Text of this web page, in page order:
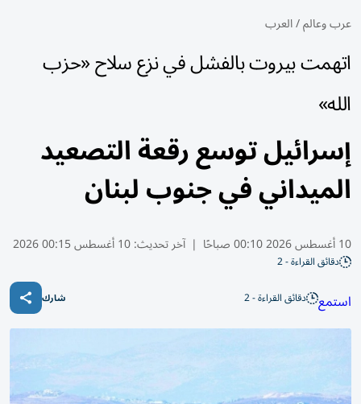
عرب وعالم/العرب
اتهمت بيروت بالفشل في نزع سلاح «حزب
الله»
إسرائيل توسع رقعة التصعيد
الميداني في جنوب لبنان
10 أغسطس 2026 00:10 صباحًا | آخر تحديث:10 أغسطس 00:15 2026
دقائق القراءة - 2
استمع دقائق القراءة - 2 شارك